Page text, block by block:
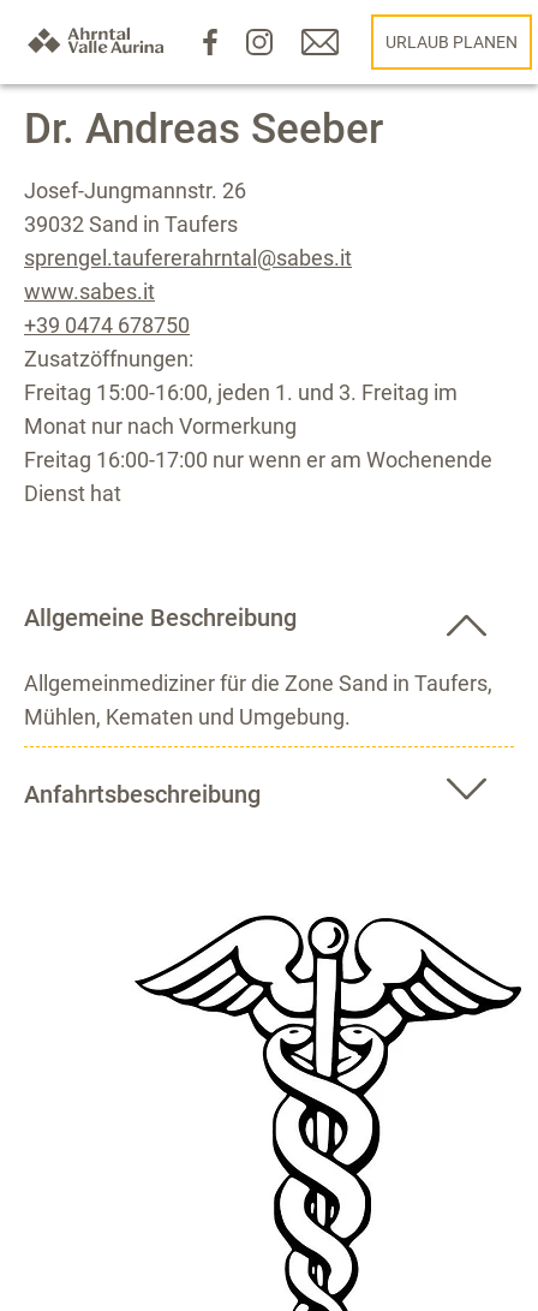
URLAUB PLANEN
Dr. Andreas Seeber
Josef-Jungmannstr. 26
39032 Sand in Taufers
sprengel.taufererahrntal@sabes.it
www.sabes.it
+39 0474 678750
Zusatzöffnungen:
Freitag 15:00-16:00, jeden 1. und 3. Freitag im
Monat nur nach Vormerkung
Freitag 16:00-17:00 nur wenn er am Wochenende
Dienst hat
Allgemeine Beschreibung
Allgemeinmediziner für die Zone Sand in Taufers,
Mühlen, Kematen und Umgebung.
Anfahrtsbeschreibung